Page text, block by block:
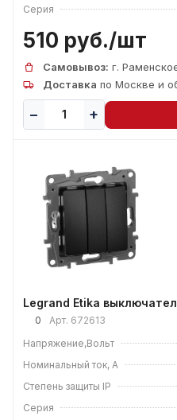
Серия
510 руб./шт
Самовывоз: г.
Доставка по Москве и
Legrand Etika
0 Арт. 672613
Напряжение,Вольт
Номинальный ток, А
Степень защиты IP
Серия